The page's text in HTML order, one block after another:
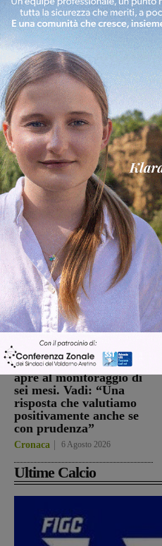
Articoli correlati
Sospese le ricerche sul
campo di Miah Billal, il
Prefetto di Arezzo:
“L’attenzione delle
istituzioni su questa
vicenda resta alta”
Cronaca 6 Agosto 2026
Punto Nascita, no alla
deroga ma il Ministero
apre al monitoraggio di
sei mesi. Vadi: “Una
risposta che valutiamo
positivamente anche se
con prudenza”
Cronaca 6 Agosto 2026
Ultime Calcio